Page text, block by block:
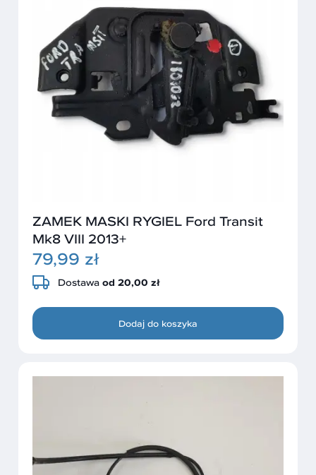
ZAMEK MASKI RYGIEL Ford Transit
Mk8 VIII 2013+
79,99 zł
Dostawa od 20,00 zł
Dodaj do koszyka